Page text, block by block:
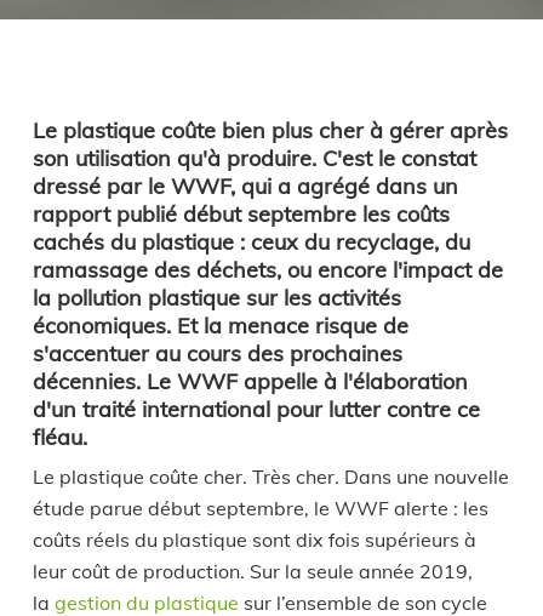
Le plastique coûte bien plus cher à gérer après
son utilisation qu'à produire. C'est le constat
dressé par le WWF, qui a agrégé dans un
rapport publié début septembre les coûts
cachés du plastique : ceux du recyclage, du
ramassage des déchets, ou encore l'impact de
la pollution plastique sur les activités
économiques. Et la menace risque de
s'accentuer au cours des prochaines
décennies. Le WWF appelle à l'élaboration
d'un traité international pour lutter contre ce
fléau.
Le plastique coûte cher. Très cher. Dans une nouvelle
étude parue début septembre, le WWF alerte : les
coûts réels du plastique sont dix fois supérieurs à
leur coût de production. Sur la seule année 2019,
la gestion du plastique sur l’ensemble de son cycle